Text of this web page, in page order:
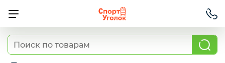
Детские спортивные комплексы для